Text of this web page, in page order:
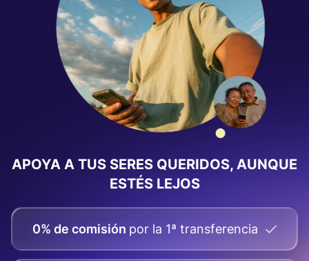
APOYA A TUS SERES QUERIDOS, AUNQUE
ESTÉS LEJOS
0% de comisión por la 1ª transferencia